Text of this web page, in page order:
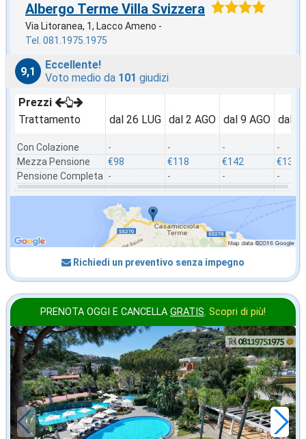
Albergo Terme Villa Svizzera
Via Litoranea, 1, Lacco Ameno -
Tel. 081.1975.1975
9,1
Eccellente!
Voto medio da 101 giudizi
Prezzi
Trattamento
Con Colazione
Mezza Pensione
Pensione Completa
dal 26 LUG
-
€98
-
dal 2 AGO
-
€118
-
dal 9 AGO
-
€142
-
dal
-
€135
-
Richiedi un preventivo senza impegno
PRENOTA OGGI E CANCELLA GRATIS. Scopri di più!
agosto
in offerta da
€124,00
a notte